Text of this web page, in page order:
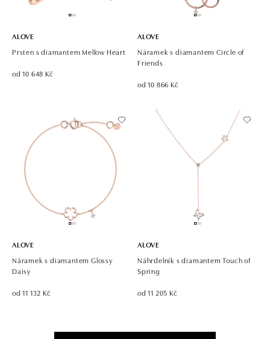
ALOVE
Prsten s diamantem Mellow Heart
od 10 648 Kč
ALOVE
Náramek s diamantem Circle of
Friends
od 10 866 Kč
ALOVE
Náramek s diamantem Glossy
Daisy
od 11 132 Kč
ALOVE
Náhrdelník s diamantem Touch of
Spring
od 11 205 Kč